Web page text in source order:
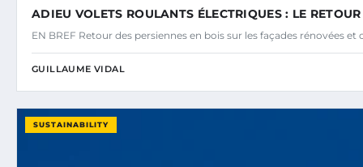
ADIEU VOLETS ROULANTS ÉLECTRIQUES : LE
EN BREF Retour des persiennes en bois sur les façades rénovées
GUILLAUME VIDAL
SUSTAINABILITY